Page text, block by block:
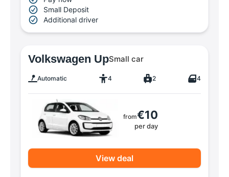
Small Deposit
Additional driver
Volkswagen UpSmall car
Automatic 4 2 4
from€10
per day
View deal